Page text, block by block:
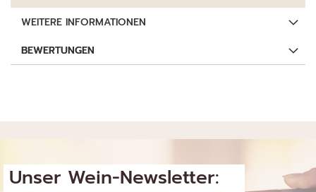
WEITERE INFORMATIONEN
BEWERTUNGEN
Unser Wein-Newsletter: